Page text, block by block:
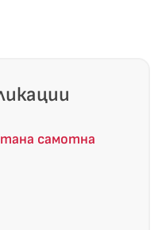
самотна